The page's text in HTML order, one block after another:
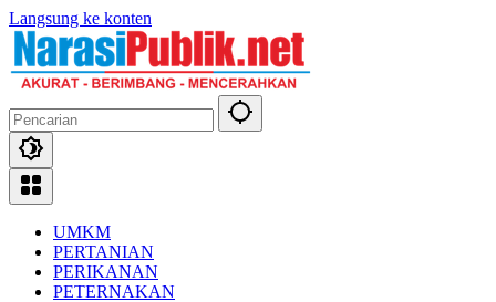
Langsung ke konten
UMKM
PERTANIAN
PERIKANAN
PETERNAKAN